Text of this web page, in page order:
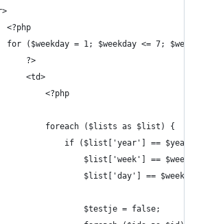
<?php
for ($weekday = 1; $weekday <= 7;
?>
<td>
<?php
foreach ($lists as $list) {
if ($list['year'] == $year
$list['week'] == $week
$list['day'] ==
$testje = false;